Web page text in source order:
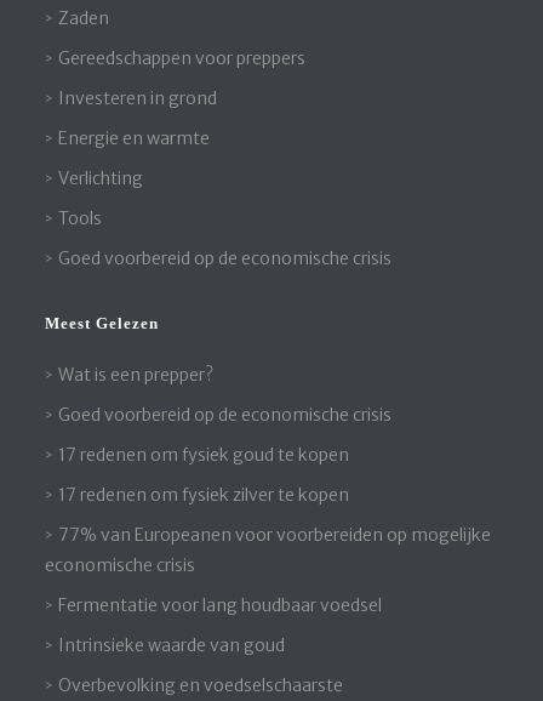
Zaden
Gereedschappen voor preppers
Investeren in grond
Energie en warmte
Verlichting
Tools
Goed voorbereid op de economische crisis
Meest Gelezen
Wat is een prepper?
Goed voorbereid op de economische crisis
17 redenen om fysiek goud te kopen
17 redenen om fysiek zilver te kopen
77% van Europeanen voor voorbereiden op mogelijke
economische crisis
Fermentatie voor lang houdbaar voedsel
Intrinsieke waarde van goud
Overbevolking en voedselschaarste